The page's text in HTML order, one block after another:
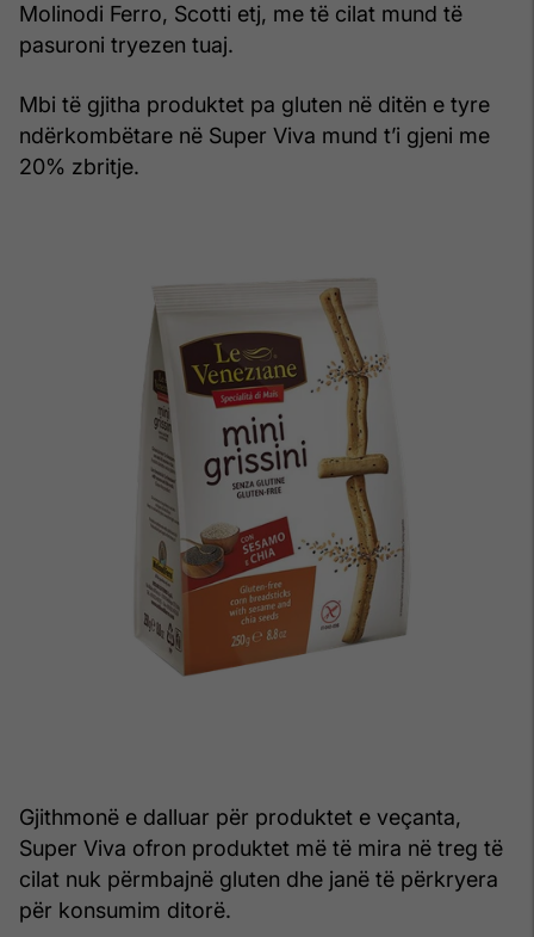
Molinodi Ferro, Scotti etj, me të cilat mund të
pasuroni tryezen tuaj.
Mbi të gjitha produktet pa gluten në ditën e tyre
ndërkombëtare në Super Viva mund t’i gjeni me
20% zbritje.
Gjithmonë e dalluar për produktet e veçanta,
Super Viva ofron produktet më të mira në treg të
cilat nuk përmbajnë gluten dhe janë të përkryera
për konsumim ditorë.